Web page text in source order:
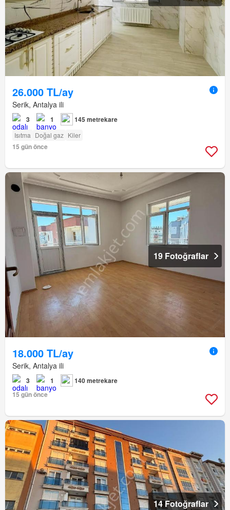
26.000 TL/ay
Serik, Antalya ili
3 1 145 metrekare
Isıtma Doğal gaz Kiler
15 gün önce
19 Fotoğraflar
18.000 TL/ay
Serik, Antalya ili
3 1
140 metrekare
15 gün önce
14 Fotoğraflar